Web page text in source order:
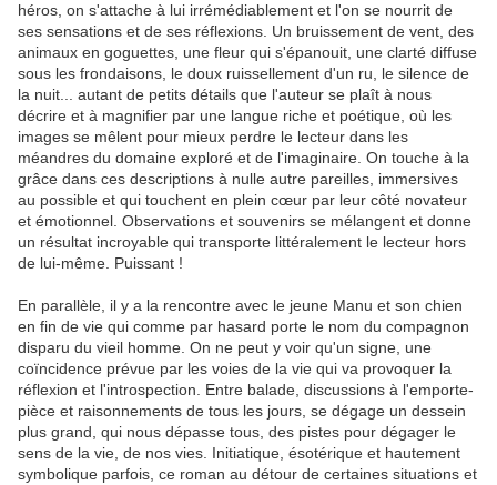
héros, on s'attache à lui irrémédiablement et l'on se nourrit de
ses sensations et de ses réflexions. Un bruissement de vent, des
animaux en goguettes, une fleur qui s'épanouit, une clarté diffuse
sous les frondaisons, le doux ruissellement d'un ru, le silence de
la nuit... autant de petits détails que l'auteur se plaît à nous
décrire et à magnifier par une langue riche et poétique, où les
images se mêlent pour mieux perdre le lecteur dans les
méandres du domaine exploré et de l'imaginaire. On touche à la
grâce dans ces descriptions à nulle autre pareilles, immersives
au possible et qui touchent en plein cœur par leur côté novateur
et émotionnel. Observations et souvenirs se mélangent et donne
un résultat incroyable qui transporte littéralement le lecteur hors
de lui-même. Puissant !
En parallèle, il y a la rencontre avec le jeune Manu et son chien
en fin de vie qui comme par hasard porte le nom du compagnon
disparu du vieil homme. On ne peut y voir qu'un signe, une
coïncidence prévue par les voies de la vie qui va provoquer la
réflexion et l'introspection. Entre balade, discussions à l'emporte-
pièce et raisonnements de tous les jours, se dégage un dessein
plus grand, qui nous dépasse tous, des pistes pour dégager le
sens de la vie, de nos vies. Initiatique, ésotérique et hautement
symbolique parfois, ce roman au détour de certaines situations et